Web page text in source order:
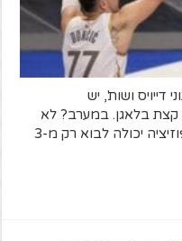
דייויס ושות', יש
קצת בלאגן. במערב? לא
בטוח שבאמת יש, אבל אם כן, האופוזיציה יכולה לבוא רק מ-3